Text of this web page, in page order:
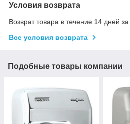
Условия возврата
Возврат товара в течение 14 дней за
Все условия возврата
Подобные товары компании